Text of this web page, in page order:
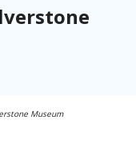
Museum